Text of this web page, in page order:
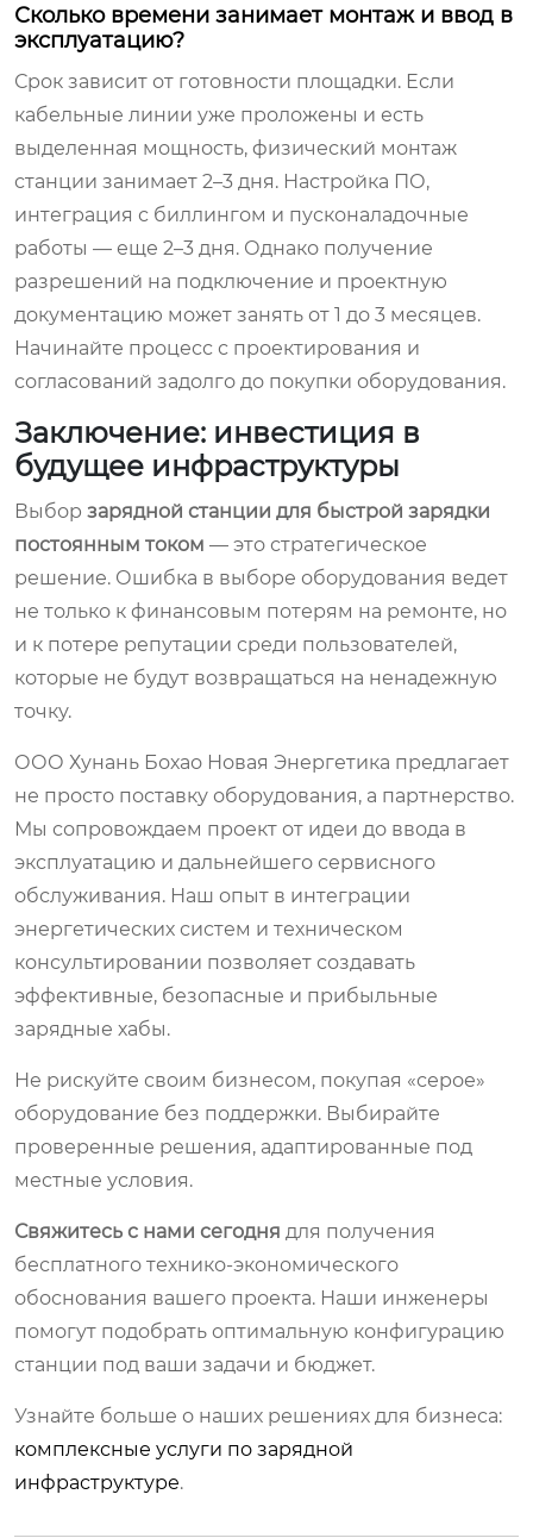
Сколько времени занимает монтаж и ввод в
эксплуатацию?
Срок зависит от готовности площадки. Если
кабельные линии уже проложены и есть
выделенная мощность, физический монтаж
станции занимает 2–3 дня. Настройка ПО,
интеграция с биллингом и пусконаладочные
работы — еще 2–3 дня. Однако получение
разрешений на подключение и проектную
документацию может занять от 1 до 3 месяцев.
Начинайте процесс с проектирования и
согласований задолго до покупки оборудования.
Заключение: инвестиция в
будущее инфраструктуры
Выбор зарядной станции для быстрой зарядки
постоянным током — это стратегическое
решение. Ошибка в выборе оборудования ведет
не только к финансовым потерям на ремонте, но
и к потере репутации среди пользователей,
которые не будут возвращаться на ненадежную
точку.
ООО Хунань Бохао Новая Энергетика предлагает
не просто поставку оборудования, а партнерство.
Мы сопровождаем проект от идеи до ввода в
эксплуатацию и дальнейшего сервисного
обслуживания. Наш опыт в интеграции
энергетических систем и техническом
консультировании позволяет создавать
эффективные, безопасные и прибыльные
зарядные хабы.
Не рискуйте своим бизнесом, покупая «серое»
оборудование без поддержки. Выбирайте
проверенные решения, адаптированные под
местные условия.
Свяжитесь с нами сегодня для получения
бесплатного технико-экономического
обоснования вашего проекта. Наши инженеры
помогут подобрать оптимальную конфигурацию
станции под ваши задачи и бюджет.
Узнайте больше о наших решениях для бизнеса:
комплексные услуги по зарядной
инфраструктуре.